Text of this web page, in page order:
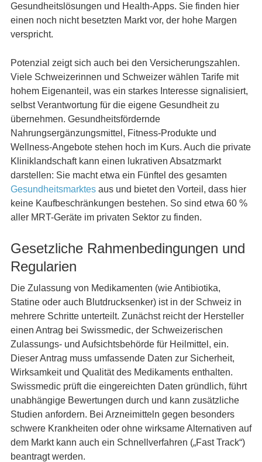
Gesundheitslösungen und Health-Apps. Sie finden hier
einen noch nicht besetzten Markt vor, der hohe Margen
verspricht.
Potenzial zeigt sich auch bei den Versicherungszahlen.
Viele Schweizerinnen und Schweizer wählen Tarife mit
hohem Eigenanteil, was ein starkes Interesse signalisiert,
selbst Verantwortung für die eigene Gesundheit zu
übernehmen. Gesundheitsfördernde
Nahrungsergänzungsmittel, Fitness-Produkte und
Wellness-Angebote stehen hoch im Kurs. Auch die private
Kliniklandschaft kann einen lukrativen Absatzmarkt
darstellen: Sie macht etwa ein Fünftel des gesamten
Gesundheitsmarktesaus und bietet den Vorteil, dass hier
keine Kaufbeschränkungen bestehen. So sind etwa 60 %
aller MRT-Geräte im privaten Sektor zu finden.
Gesetzliche Rahmenbedingungen und
Regularien
Die Zulassung von Medikamenten (wie Antibiotika,
Statine oder auch Blutdrucksenker) ist in der Schweiz in
mehrere Schritte unterteilt. Zunächst reicht der Hersteller
einen Antrag bei Swissmedic, der Schweizerischen
Zulassungs- und Aufsichtsbehörde für Heilmittel, ein.
Dieser Antrag muss umfassende Daten zur Sicherheit,
Wirksamkeit und Qualität des Medikaments enthalten.
Swissmedic prüft die eingereichten Daten gründlich, führt
unabhängige Bewertungen durch und kann zusätzliche
Studien anfordern. Bei Arzneimitteln gegen besonders
schwere Krankheiten oder ohne wirksame Alternativen auf
dem Markt kann auch ein Schnellverfahren („Fast Track“)
beantragt werden.